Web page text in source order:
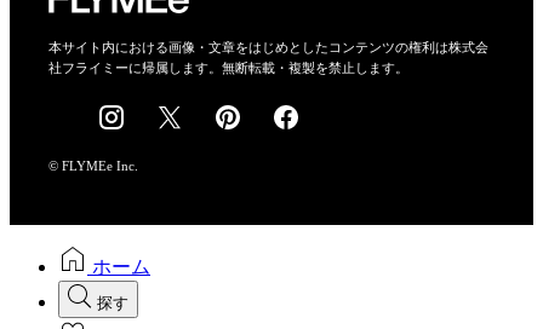
会社概要
採用情報
本サイト内における画像・文章をはじめとしたコンテンツの権利は株式会
社フライミーに帰属します。無断転載・複製を禁止します。
© FLYMEe Inc.
ホーム
探す